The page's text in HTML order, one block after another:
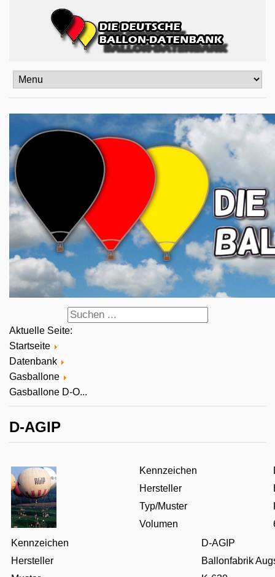
Aktuelle Seite:
Startseite
Datenbank
Gasballone
Gasballone D-O...
D-AGIP
Kennzeichen
Hersteller
Typ/Muster
Volumen
Kennzeichen
D-AGIP
Hersteller
Ballonfabrik